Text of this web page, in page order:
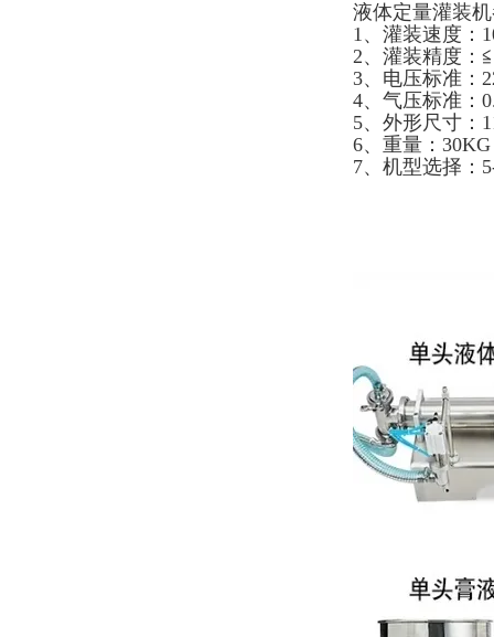
液体定量灌装
1、灌装速度：
2、灌装精度：
3、电压标准：
4、气压标准：
5、外形尺寸：
6、重量：30KG
7、机型选择：